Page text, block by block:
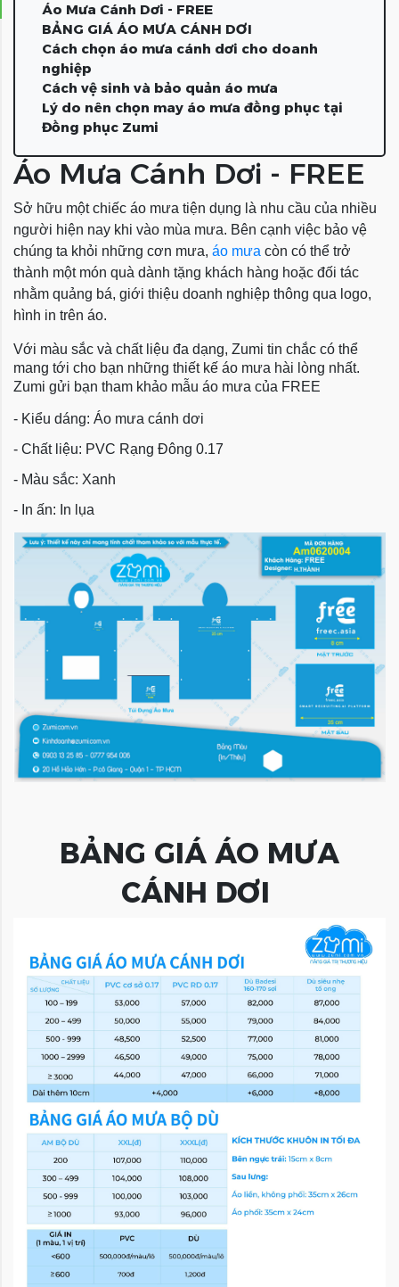
Áo Mưa Cánh Dơi - FREE
BẢNG GIÁ ÁO MƯA CÁNH DƠI
Cách chọn áo mưa cánh dơi cho doanh
nghiệp
Cách vệ sinh và bảo quản áo mưa
Lý do nên chọn may áo mưa đồng phục tại
Đồng phục Zumi
Áo Mưa Cánh Dơi - FREE
Sở hữu một chiếc áo mưa tiện dụng là nhu cầu của nhiều
người hiện nay khi vào mùa mưa. Bên cạnh việc bảo vệ
chúng ta khỏi những cơn mưa, áo mưa còn có thể trở
thành một món quà dành tặng khách hàng hoặc đối tác
nhằm quảng bá, giới thiệu doanh nghiệp thông qua logo,
hình in trên áo.
Với màu sắc và chất liệu đa dạng, Zumi tin chắc có thể
mang tới cho bạn những thiết kế áo mưa hài lòng nhất.
Zumi gửi bạn tham khảo mẫu áo mưa của FREE
- Kiểu dáng: Áo mưa cánh dơi
- Chất liệu: PVC Rạng Đông 0.17
- Màu sắc: Xanh
- In ấn: In lụa
BẢNG GIÁ ÁO MƯA
CÁNH DƠI